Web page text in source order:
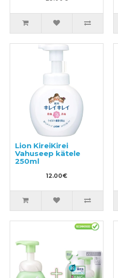
Lion KireiKirei
Vahuseep kätele
250ml
12.00€